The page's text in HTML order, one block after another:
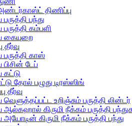
திணிப்பு
பருத்தி பந்து
பருத்தி கம்பளி
கையுறை
தீர்வு
பருத்தி காஸ்
பிசின் டேப்
கட்டு
தோல் பழுது டிரஸ்ஸிங்
தீர்வு
வெளுத்தப்பட்ட உறிஞ்சும் பருத்தி லின்டர்
ஆல்கஹால் கிருமி நீக்கம் பருத்தி
அயோடின் கிருமி நீக்கம் பருத்தி பந்து